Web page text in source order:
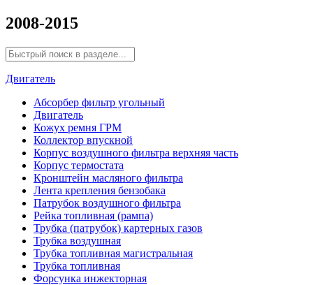
2008-2015
Двигатель
Абсорбер фильтр угольный
Двигатель
Кожух ремня ГРМ
Коллектор впускной
Корпус воздушного фильтра верхняя часть
Корпус термостата
Кронштейн масляного фильтра
Лента крепления бензобака
Патрубок воздушного фильтра
Рейка топливная (рампа)
Трубка (патрубок) картерных газов
Трубка воздушная
Трубка топливная магистральная
Трубка топливная
Форсунка инжекторная